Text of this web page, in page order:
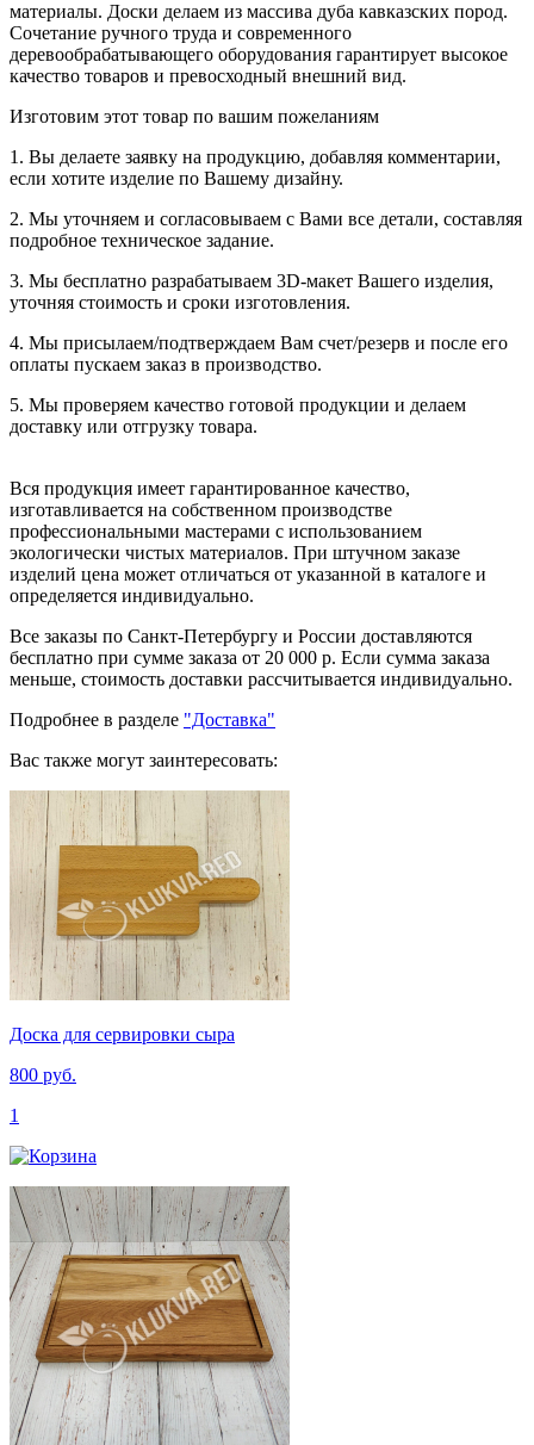
материалы. Доски делаем из массива дуба кавказских пород.
Сочетание ручного труда и современного
деревообрабатывающего оборудования гарантирует высокое
качество товаров и превосходный внешний вид.
Изготовим этот товар по вашим пожеланиям
1. Вы делаете заявку на продукцию, добавляя комментарии,
если хотите изделие по Вашему дизайну.
2. Мы уточняем и согласовываем с Вами все детали, составляя
подробное техническое задание.
3. Мы бесплатно разрабатываем 3D-макет Вашего изделия,
уточняя стоимость и сроки изготовления.
4. Мы присылаем/подтверждаем Вам счет/резерв и после его
оплаты пускаем заказ в производство.
5. Мы проверяем качество готовой продукции и делаем
доставку или отгрузку товара.
Вся продукция имеет гарантированное качество,
изготавливается на собственном производстве
профессиональными мастерами с использованием
экологически чистых материалов. При штучном заказе
изделий цена может отличаться от указанной в каталоге и
определяется индивидуально.
Все заказы по Санкт-Петербургу и России доставляются
бесплатно при сумме заказа от 20 000 р. Если сумма заказа
меньше, стоимость доставки рассчитывается индивидуально.
Подробнее в разделе "Доставка"
Вас также могут заинтересовать:
Доска для сервировки сыра
800 руб.
1